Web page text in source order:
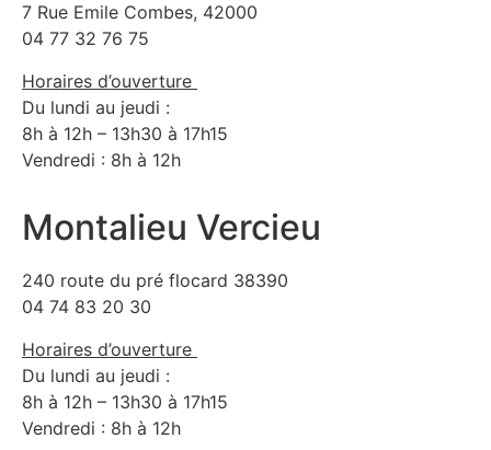
7 Rue Emile Combes, 42000
04 77 32 76 75
Horaires d’ouverture
Du lundi au jeudi :
8h à 12h – 13h30 à 17h15
Vendredi : 8h à 12h
Montalieu Vercieu
240 route du pré flocard 38390
04 74 83 20 30
Horaires d’ouverture
Du lundi au jeudi :
8h à 12h – 13h30 à 17h15
Vendredi : 8h à 12h